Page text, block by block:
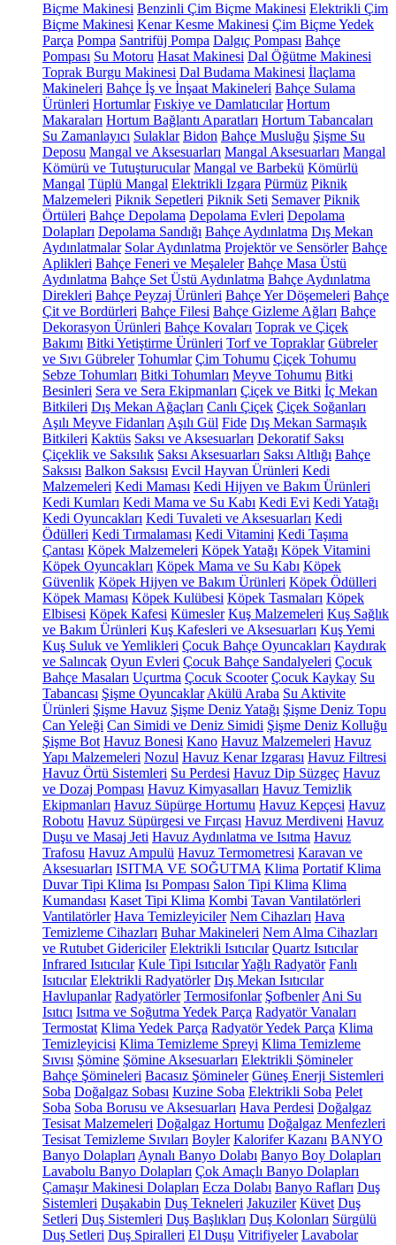
Biçme Makinesi Benzinli Çim Biçme Makinesi Elektrikli Çim
Biçme Makinesi Kenar Kesme Makinesi Çim Biçme Yedek
Parça Pompa Santrifüj Pompa Dalgıç Pompası Bahçe
Pompası Su Motoru Hasat Makinesi Dal Öğütme Makinesi
Toprak Burgu Makinesi Dal Budama Makinesi İlaçlama
Makineleri Bahçe İş ve İnşaat Makineleri Bahçe Sulama
Ürünleri Hortumlar Fıskiye ve Damlatıcılar Hortum
Makaraları Hortum Bağlantı Aparatları Hortum Tabancaları
Su Zamanlayıcı Sulaklar Bidon Bahçe Musluğu Şişme Su
Deposu Mangal ve Aksesuarları Mangal Aksesuarları Mangal
Kömürü ve Tutuşturucular Mangal ve Barbekü Kömürlü
Mangal Tüplü Mangal Elektrikli Izgara Pürmüz Piknik
Malzemeleri Piknik Sepetleri Piknik Seti Semaver Piknik
Örtüleri Bahçe Depolama Depolama Evleri Depolama
Dolapları Depolama Sandığı Bahçe Aydınlatma Dış Mekan
Aydınlatmalar Solar Aydınlatma Projektör ve Sensörler Bahçe
Aplikleri Bahçe Feneri ve Meşaleler Bahçe Masa Üstü
Aydınlatma Bahçe Set Üstü Aydınlatma Bahçe Aydınlatma
Direkleri Bahçe Peyzaj Ürünleri Bahçe Yer Döşemeleri Bahçe
Çit ve Bordürleri Bahçe Filesi Bahçe Gizleme Ağları Bahçe
Dekorasyon Ürünleri Bahçe Kovaları Toprak ve Çiçek
Bakımı Bitki Yetiştirme Ürünleri Torf ve Topraklar Gübreler
ve Sıvı Gübreler Tohumlar Çim Tohumu Çiçek Tohumu
Sebze Tohumları Bitki Tohumları Meyve Tohumu Bitki
Besinleri Sera ve Sera Ekipmanları Çiçek ve Bitki İç Mekan
Bitkileri Dış Mekan Ağaçları Canlı Çiçek Çiçek Soğanları
Aşılı Meyve Fidanları Aşılı Gül Fide Dış Mekan Sarmaşık
Bitkileri Kaktüs Saksı ve Aksesuarları Dekoratif Saksı
Çiçeklik ve Saksılık Saksı Aksesuarları Saksı Altlığı Bahçe
Saksısı Balkon Saksısı Evcil Hayvan Ürünleri Kedi
Malzemeleri Kedi Maması Kedi Hijyen ve Bakım Ürünleri
Kedi Kumları Kedi Mama ve Su Kabı Kedi Evi Kedi Yatağı
Kedi Oyuncakları Kedi Tuvaleti ve Aksesuarları Kedi
Ödülleri Kedi Tırmalaması Kedi Vitamini Kedi Taşıma
Çantası Köpek Malzemeleri Köpek Yatağı Köpek Vitamini
Köpek Oyuncakları Köpek Mama ve Su Kabı Köpek
Güvenlik Köpek Hijyen ve Bakım Ürünleri Köpek Ödülleri
Köpek Maması Köpek Kulübesi Köpek Tasmaları Köpek
Elbisesi Köpek Kafesi Kümesler Kuş Malzemeleri Kuş Sağlık
ve Bakım Ürünleri Kuş Kafesleri ve Aksesuarları Kuş Yemi
Kuş Suluk ve Yemlikleri Çocuk Bahçe Oyuncakları Kaydırak
ve Salıncak Oyun Evleri Çocuk Bahçe Sandalyeleri Çocuk
Bahçe Masaları Uçurtma Çocuk Scooter Çocuk Kaykay Su
Tabancası Şişme Oyuncaklar Akülü Araba Su Aktivite
Ürünleri Şişme Havuz Şişme Deniz Yatağı Şişme Deniz Topu
Can Yeleği Can Simidi ve Deniz Simidi Şişme Deniz Kolluğu
Şişme Bot Havuz Bonesi Kano Havuz Malzemeleri Havuz
Yapı Malzemeleri Nozul Havuz Kenar Izgarası Havuz Filtresi
Havuz Örtü Sistemleri Su Perdesi Havuz Dip Süzgeç Havuz
ve Dozaj Pompası Havuz Kimyasalları Havuz Temizlik
Ekipmanları Havuz Süpürge Hortumu Havuz Kepçesi Havuz
Robotu Havuz Süpürgesi ve Fırçası Havuz Merdiveni Havuz
Duşu ve Masaj Jeti Havuz Aydınlatma ve Isıtma Havuz
Trafosu Havuz Ampulü Havuz Termometresi Karavan ve
Aksesuarları ISITMA VE SOĞUTMA Klima Portatif Klima
Duvar Tipi Klima Isı Pompası Salon Tipi Klima Klima
Kumandası Kaset Tipi Klima Kombi Tavan Vantilatörleri
Vantilatörler Hava Temizleyiciler Nem Cihazları Hava
Temizleme Cihazları Buhar Makineleri Nem Alma Cihazları
ve Rutubet Gidericiler Elektrikli Isıtıcılar Quartz Isıtıcılar
Infrared Isıtıcılar Kule Tipi IsıtıcılarYağlı Radyatör Fanlı
Isıtıcılar Elektrikli Radyatörler Dış Mekan Isıtıcılar
Havlupanlar Radyatörler Termosifonlar Şofbenler Ani Su
Isıtıcı Isıtma ve Soğutma Yedek Parça Radyatör Vanaları
Termostat Klima Yedek Parça Radyatör Yedek Parça Klima
Temizleyicisi Klima Temizleme Spreyi Klima Temizleme
Sıvısı Şömine Şömine Aksesuarları Elektrikli Şömineler
Bahçe Şömineleri Bacasız Şömineler Güneş Enerji Sistemleri
Soba Doğalgaz Sobası Kuzine Soba Elektrikli Soba Pelet
Soba Soba Borusu ve Aksesuarları Hava Perdesi Doğalgaz
Tesisat Malzemeleri Doğalgaz Hortumu Doğalgaz Menfezleri
Tesisat Temizleme Sıvıları Boyler Kalorifer Kazanı BANYO
Banyo Dolapları Aynalı Banyo Dolabı Banyo Boy Dolapları
Lavabolu Banyo Dolapları Çok Amaçlı Banyo Dolapları
Çamaşır Makinesi Dolapları Ecza Dolabı Banyo Rafları Duş
Sistemleri Duşakabin Duş Tekneleri Jakuziler Küvet Duş
Setleri Duş Sistemleri Duş Başlıkları Duş Kolonları Sürgülü
Duş Setleri Duş Spiralleri El Duşu Vitrifiyeler Lavabolar